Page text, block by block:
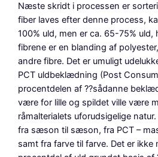
Næste skridt i processen er
fiber laves efter denne process,
100% uld, men er ca. 65-75% uld,
fibrene er en blanding af
andre fibre. Det er umuligt
PCT uldbeklædning (Post
procentdelen af ??sådanne
være for lille og spildet ville være
råmalterialets uforudsigelige
fra sæson til sæson, fra PCT –
samt fra farve til farve. Det er ikke